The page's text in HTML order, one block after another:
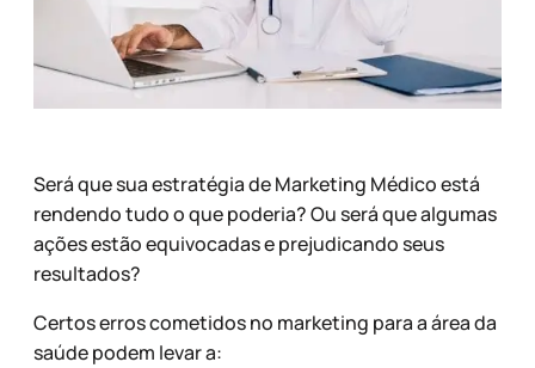
Será que sua estratégia de Marketing Médico está
rendendo tudo o que poderia? Ou será que algumas
ações estão equivocadas e prejudicando seus
resultados?
Certos erros cometidos no marketing para a área da
saúde podem levar a: